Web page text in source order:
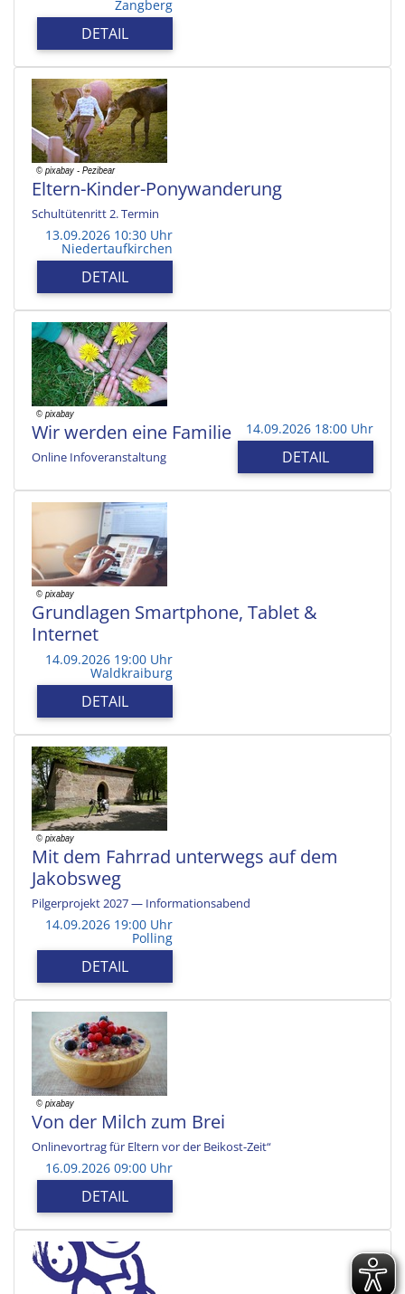
Zangberg
DETAIL
Eltern-Kinder-Ponywanderung
Schultütenritt 2. Termin
13.09.2026 10:30 Uhr
Niedertaufkirchen
DETAIL
Wir werden eine Familie
Online Infoveranstaltung
14.09.2026 18:00 Uhr
DETAIL
Grundlagen Smartphone, Tablet &
Internet
14.09.2026 19:00 Uhr
Waldkraiburg
DETAIL
Mit dem Fahrrad unterwegs auf dem
Jakobsweg
Pilgerprojekt 2027 — Informationsabend
14.09.2026 19:00 Uhr
Polling
DETAIL
Von der Milch zum Brei
Onlinevortrag für Eltern vor der Beikost-Zeit“
16.09.2026 09:00 Uhr
DETAIL